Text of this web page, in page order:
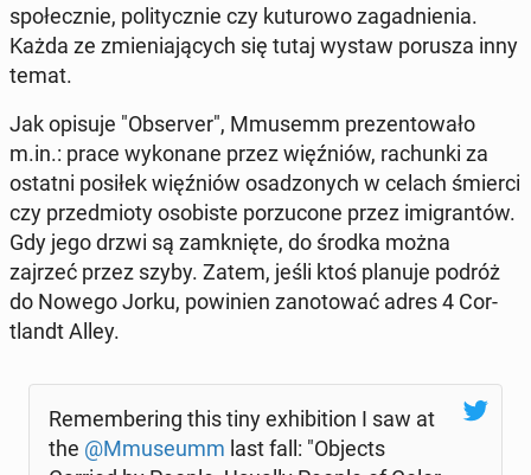
spo­łecz­nie, po­li­tycz­nie czy ku­tu­ro­wo za­gad­nie­nia.
Każda ze zmie­nia­ją­cych się tutaj wystaw porusza inny
temat.
Jak opisuje "Ob­se­rver", Mmusemm pre­zen­to­wa­ło
m.in.: prace wy­ko­na­ne przez więź­niów, ra­chun­ki za
ostatni posiłek więź­niów osa­dzo­nych w celach śmierci
czy przed­mio­ty oso­bi­ste po­rzu­co­ne przez imi­gran­tów.
Gdy jego drzwi są za­mknię­te, do środka można
zajrzeć przez szyby. Zatem, jeśli ktoś planuje podróż
do Nowego Jorku, po­wi­nien za­no­to­wać adres 4 Cor­
tlandt Alley.
Re­mem­be­ring this tiny exhi­bi­tion I saw at
the @Mmu­seumm last fall: "Objects